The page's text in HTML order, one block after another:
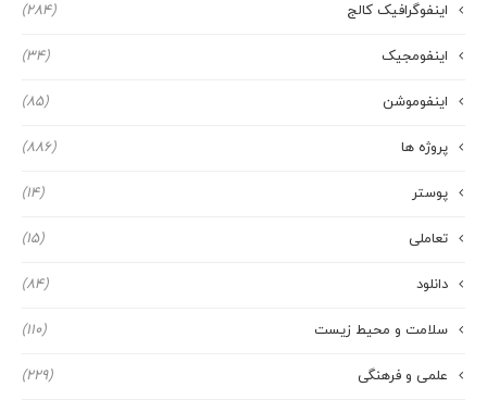
اینفوگرافیک کالج (284)
اینفومجیک (34)
اینفوموشن (85)
پروژه ها (886)
پوستر (14)
تعاملی (15)
دانلود (84)
سلامت و محیط زیست (110)
علمی و فرهنگی (229)